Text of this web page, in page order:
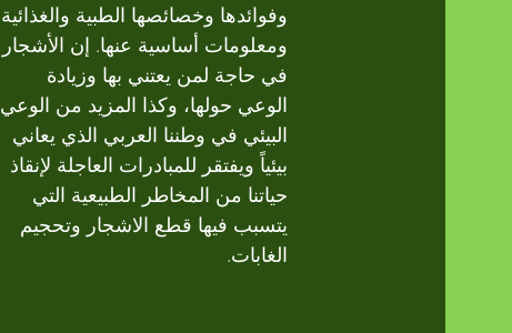
وفوائدها وخصائصها الطبية والغذائية
ومعلومات أساسية عنها. إن الأشجار
في حاجة لمن يعتني بها وزيادة
الوعي حولها، وكذا المزيد من الوعي
البيئي في وطننا العربي الذي يعاني
بيئياً ويفتقر للمبادرات العاجلة لإنقاذ
حياتنا من المخاطر الطبيعية التي
يتسبب فيها قطع الاشجار وتحجيم
الغابات.